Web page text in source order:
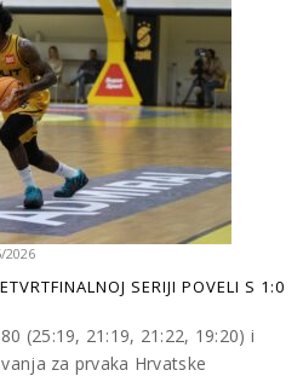
2026
SERIJI POVELI S 1:0
(25:19, 21:19, 21:22, 19:20) i
za prvaka Hrvatske